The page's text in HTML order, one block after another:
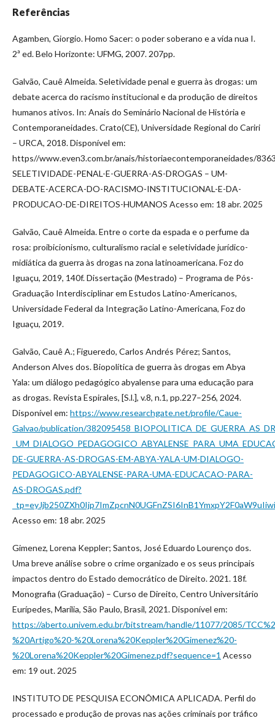
Referências
Agamben, Giorgio. Homo Sacer: o poder soberano e a vida nua I.
2ª ed. Belo Horizonte: UFMG, 2007. 207pp.
Galvão, Cauê Almeida. Seletividade penal e guerra às drogas: um
debate acerca do racismo institucional e da produção de direitos
humanos ativos. In: Anais do Seminário Nacional de História e
Contemporaneidades. Crato(CE), Universidade Regional do Cariri
– URCA, 2018. Disponível em:
https//www.even3.com.br/anais/historiaecontemporaneidades/
SELETIVIDADE-PENAL-E-GUERRA-AS-DROGAS – UM-
DEBATE-ACERCA-DO-RACISMO-INSTITUCIONAL-E-DA-
PRODUCAO-DE-DIREITOS-HUMANOS Acesso em: 18 abr. 2025
Galvão, Cauê Almeida. Entre o corte da espada e o perfume da
rosa: proibicionismo, culturalismo racial e seletividade jurídico-
midiática da guerra às drogas na zona latinoamericana. Foz do
Iguaçu, 2019, 140f. Dissertação (Mestrado) – Programa de Pós-
Graduação Interdisciplinar em Estudos Latino-Americanos,
Universidade Federal da Integração Latino-Americana, Foz do
Iguaçu, 2019.
Galvão, Cauê A.; Figueredo, Carlos Andrés Pérez; Santos,
Anderson Alves dos. Biopolítica de guerra às drogas em Abya
Yala: um diálogo pedagógico abyalense para uma educação para
as drogas. Revista Espirales, [S.l.], v.8, n.1, pp.227–256, 2024.
Disponível em: https://www.researchgate.net/profile/Caue-
Galvao/publication/
DE-GUERRA-AS-DROGAS-EM-ABYA-YALA-UM-DIALOGO-
PEDAGOGICO-ABYALENSE-PARA-UMA-EDUCACAO-PARA-
AS-DROGAS.pdf?
Acesso em: 18 abr. 2025
Gimenez, Lorena Keppler; Santos, José Eduardo Lourenço dos.
Uma breve análise sobre o crime organizado e os seus principais
impactos dentro do Estado democrático de Direito. 2021. 18f.
Monografia (Graduação) – Curso de Direito, Centro Universitário
Eurípedes, Marília, São Paulo, Brasil, 2021. Disponível em:
https://aberto.univem.edu.br/bitstream/handle/11077/2085/
%20Artigo%20-%20Lorena%20Keppler%20Gimenez%20-
%20Lorena%20Keppler%20Gimenez.pdf?sequence=1 Acesso
em: 19 out. 2025
INSTITUTO DE PESQUISA ECONÔMICA APLICADA. Perfil do
processado e produção de provas nas ações criminais por tráfico